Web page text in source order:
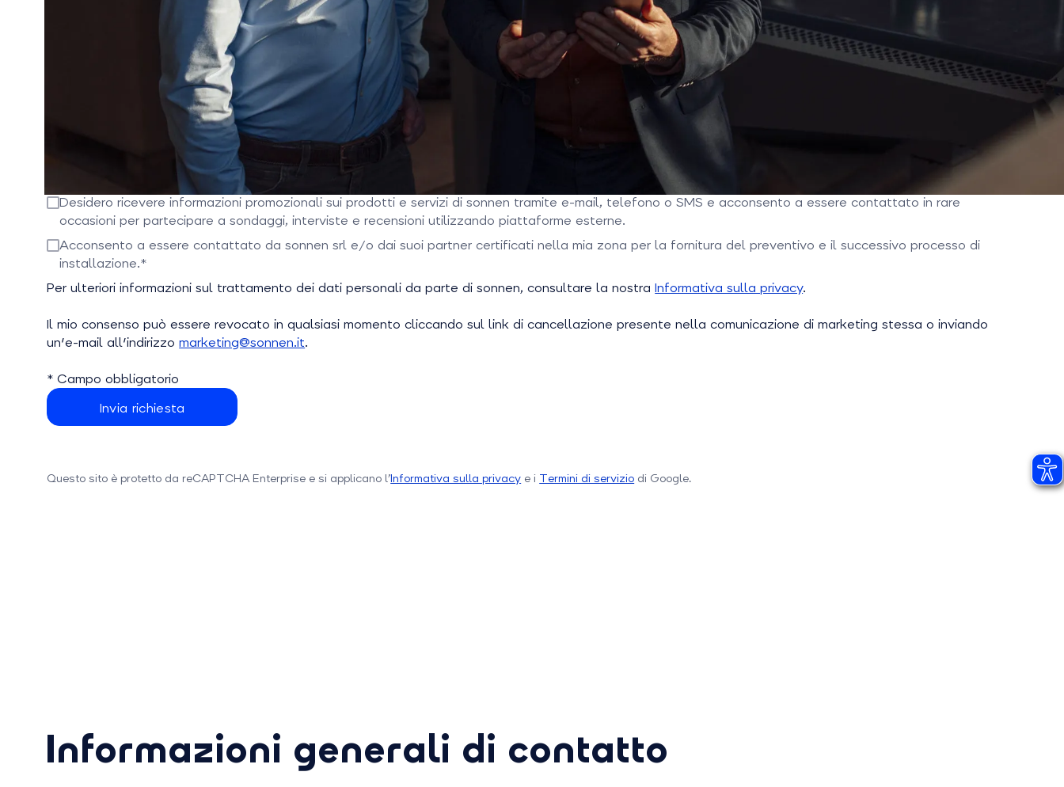
Inserisci il nome Inserisci il cognome
Email
Inserisci l’indirizzo e-mail
Inserisci via e numero civico.
CAP
Desidero ricevere informazioni promozionali sui prodotti e servizi di sonnen tramite e-mail, telefono o SMS e acconsento a essere contattato in rare
occasioni per partecipare a sondaggi, interviste e recensioni utilizzando piattaforme esterne.
Seleziona questa opzione per confermare.
Acconsento a essere contattato da sonnen srl e/o dai suoi partner certificati nella mia zona per la fornitura del preventivo e il successivo processo di
installazione.*
Seleziona questa casella per continuare
Per ulteriori informazioni sul trattamento dei dati personali da parte di sonnen, consultare la nostraInformativa sulla privacy.
Il mio consenso può essere revocato in qualsiasi momento cliccando sul link di cancellazione presente nella comunicazione di marketing stessa o inviando
un'e-mail all'indirizzomarketing@sonnen.it.
* Campo obbligatorio
Questo sito è protetto da reCAPTCHA Enterprise e si applicano l’Informativa sulla privacy e i Termini di servizio di Google.
Informazioni generali di contatto